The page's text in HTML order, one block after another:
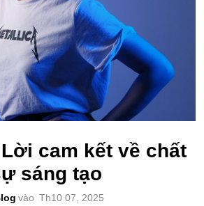
cam kết về chất
sáng tạo
vào Th10 07, 2025